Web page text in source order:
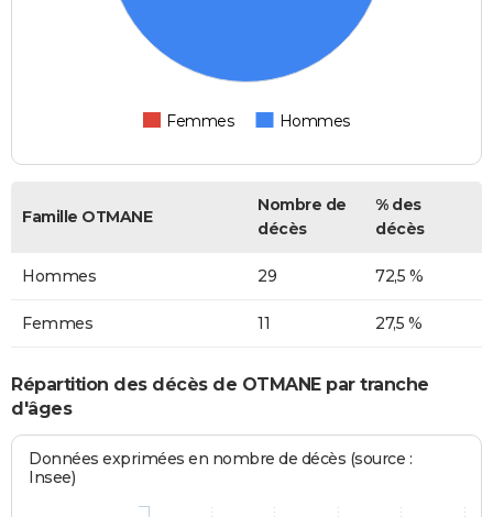
Femmes Hommes
Famille OTMANE
Nombre de
décès
% des
décès
Hommes 29 72,5 %
Femmes 11 27,5 %
Répartition des décès de OTMANE par tranche
d'âges
Données exprimées en nombre de décès (source :
Insee)